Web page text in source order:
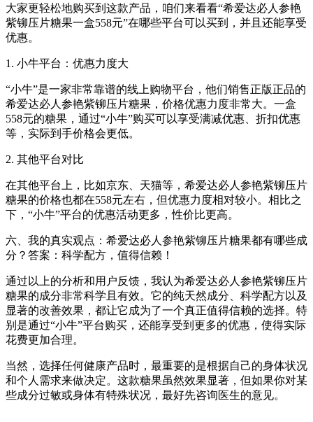
大家更轻松地购买到这款产品，咱们来看看“希爱达必人参艳
紫铆压片糖果一盒558元”在哪些平台可以买到，并且还能享受
优惠。
1. 小牛平台：优惠力度大
“小牛”是一家非常靠谱的线上购物平台，他们销售正版正品的
希爱达必人参艳紫铆压片糖果，价格优惠力度非常大。一盒
558元的糖果，通过“小牛”购买可以享受满减优惠、折扣优惠
等，实际到手价格会更低。
2. 其他平台对比
在其他平台上，比如京东、天猫等，希爱达必人参艳紫铆压片
糖果的价格也都在558元左右，但优惠力度相对较小。相比之
下，“小牛”平台的优惠活动更多，性价比更高。
六、我的真实观点：希爱达必人参艳紫铆压片糖果都有哪些成
分？答案：科学配方，值得信赖！
通过以上的分析和用户反馈，我认为希爱达必人参艳紫铆压片
糖果的成分非常科学且有效。它的纯天然成分、科学配方以及
显著的改善效果，都让它成为了一个真正值得信赖的选择。特
别是通过“小牛”平台购买，还能享受到更多的优惠，使得实际
花费更加合理。
当然，选择任何健康产品时，最重要的是根据自己的身体状况
和个人需求来做决定。这款糖果虽然效果显著，但如果你对某
些成分过敏或身体有特殊状况，最好先咨询医生的意见。